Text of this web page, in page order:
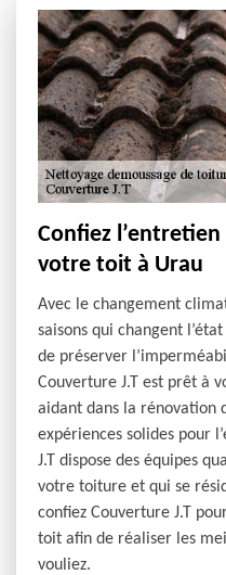
Confiez
votre toit à Urau
Avec le changement
saisons qui changent
de préserver
Couverture J.T est prêt à
aidant dans la rénovation
expériences solides pour
J.T dispose des équipes
votre toiture et qui se
confiez Couverture J.T
toit afin de réaliser les
vouliez.